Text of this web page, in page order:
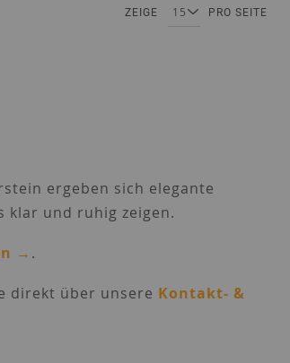
ZEIGE PRO SEITE
ergeben sich elegante
klar und ruhig zeigen.
→ .
direkt über unsere Kontakt- &